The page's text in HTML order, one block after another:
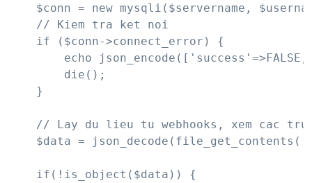
$conn = new mysqli($servername,
    // Kiem tra ket noi
    if ($conn->connect_error) {
echo
        die();
    }
// Lay du lieu tu webhooks, xem cac
$data =
    if(!is_object($data)) {